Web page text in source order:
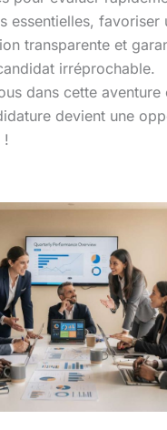
essentielles, favoriser
transparente et
irréprochable.
dans cette aventure
devient une
!